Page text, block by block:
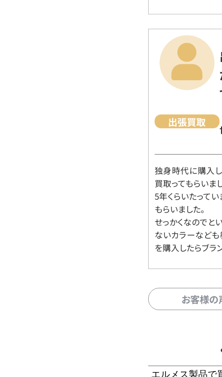
出張買取
独身時代に購入
買取ってもらいま
5年くらいたって
もらいました。
せっかくなのでと
ないカラーなども
を購入したらブラ
お客様
エルメス製品で